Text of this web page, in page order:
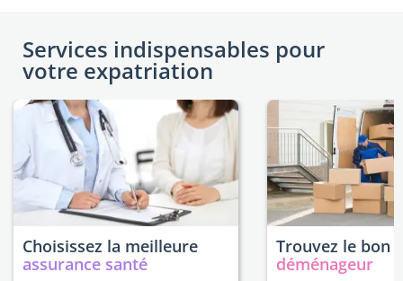
Services indispensables pour
votre expatriation
Choisissez la meilleure
assurance santé
Trouvez le bon
déménageur